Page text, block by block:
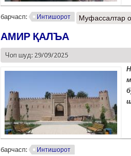
барчасп: Интишорот Муфассалтар
АМИР ҚАЛЪА
Чоп шуд: 29/09/2025
барчасп: Интишорот